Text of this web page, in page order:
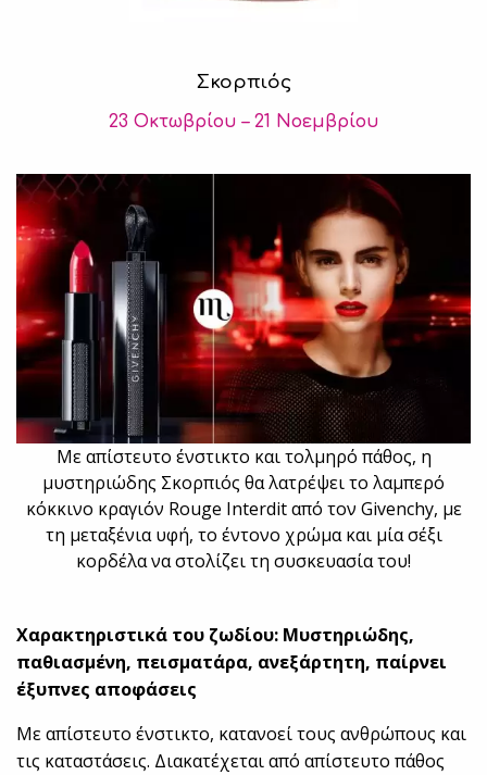
Σκορπιός
23 Οκτωβρίου – 21 Νοεμβρίου
Με απίστευτο ένστικτο και τολμηρό πάθος, η
μυστηριώδης Σκορπιός θα λατρέψει το λαμπερό
κόκκινο κραγιόν Rouge Interdit από τον Givenchy, με
τη μεταξένια υφή, το έντονο χρώμα και μία σέξι
κορδέλα να στολίζει τη συσκευασία του!
Χαρακτηριστικά του ζωδίου: Μυστηριώδης,
παθιασμένη, πεισματάρα, ανεξάρτητη, παίρνει
έξυπνες αποφάσεις
Με απίστευτο ένστικτο, κατανοεί τους ανθρώπους και
τις καταστάσεις. Διακατέχεται από απίστευτο πάθος